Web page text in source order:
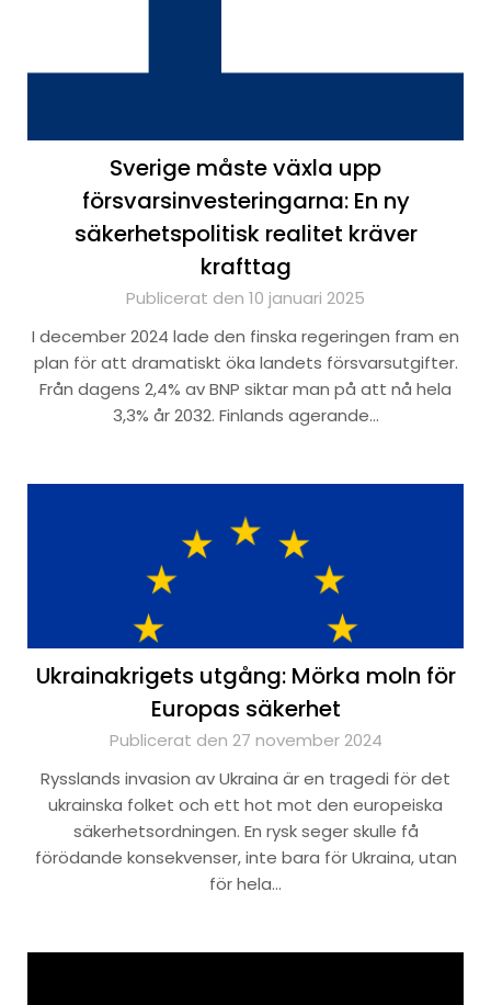
Sverige måste växla upp
försvarsinvesteringarna: En ny
säkerhetspolitisk realitet kräver
krafttag
Publicerat den 10 januari 2025
I december 2024 lade den finska regeringen fram en
plan för att dramatiskt öka landets försvarsutgifter.
Från dagens 2,4% av BNP siktar man på att nå hela
3,3% år 2032. Finlands agerande…
Ukrainakrigets utgång: Mörka moln för
Europas säkerhet
Publicerat den 27 november 2024
Rysslands invasion av Ukraina är en tragedi för det
ukrainska folket och ett hot mot den europeiska
säkerhetsordningen. En rysk seger skulle få
förödande konsekvenser, inte bara för Ukraina, utan
för hela…